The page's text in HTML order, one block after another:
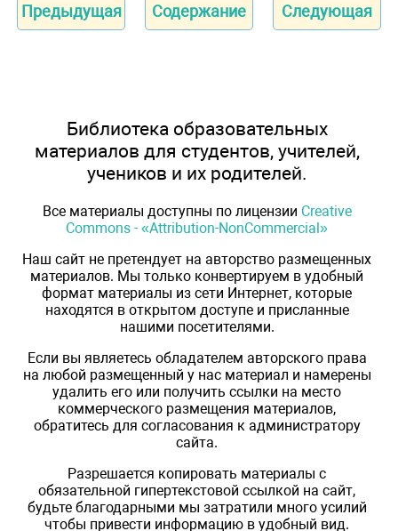
Предыдущая Содержание Следующая
Библиотека образовательных
материалов для студентов, учителей,
учеников и их родителей.
Все материалы доступны по лицензии Creative
Commons - «Attribution-NonCommercial»
Наш сайт не претендует на авторство размещенных
материалов. Мы только конвертируем в удобный
формат материалы из сети Интернет, которые
находятся в открытом доступе и присланные
нашими посетителями.
Если вы являетесь обладателем авторского права
на любой размещенный у нас материал и намерены
удалить его или получить ссылки на место
коммерческого размещения материалов,
обратитесь для согласования к администратору
сайта.
Разрешается копировать материалы с
обязательной гипертекстовой ссылкой на сайт,
будьте благодарными мы затратили много усилий
чтобы привести информацию в удобный вид.